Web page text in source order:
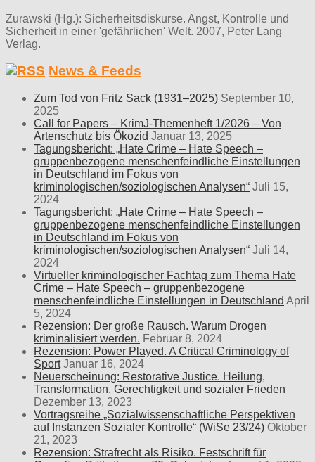
Zurawski (Hg.): Sicherheitsdiskurse. Angst, Kontrolle und
Sicherheit in einer 'gefährlichen' Welt. 2007, Peter Lang
Verlag.
News & Feeds
Zum Tod von Fritz Sack (1931–2025) September 10,
2025
Call for Papers – KrimJ-Themenheft 1/2026 – Von
Artenschutz bis Ökozid Januar 13, 2025
Tagungsbericht: „Hate Crime – Hate Speech –
gruppenbezogene menschenfeindliche Einstellungen
in Deutschland im Fokus von
kriminologischen/soziologischen Analysen“ Juli 15,
2024
Tagungsbericht: „Hate Crime – Hate Speech –
gruppenbezogene menschenfeindliche Einstellungen
in Deutschland im Fokus von
kriminologischen/soziologischen Analysen“ Juli 14,
2024
Virtueller kriminologischer Fachtag zum Thema Hate
Crime – Hate Speech – gruppenbezogene
menschenfeindliche Einstellungen in Deutschland April
5, 2024
Rezension: Der große Rausch. Warum Drogen
kriminalisiert werden. Februar 8, 2024
Rezension: Power Played. A Critical Criminology of
Sport Januar 16, 2024
Neuerscheinung: Restorative Justice. Heilung,
Transformation, Gerechtigkeit und sozialer Frieden
Dezember 13, 2023
Vortragsreihe „Sozialwissenschaftliche Perspektiven
auf Instanzen Sozialer Kontrolle“ (WiSe 23/24) Oktober
21, 2023
Rezension: Strafrecht als Risiko. Festschrift für